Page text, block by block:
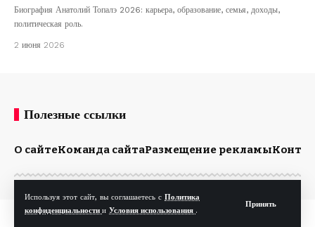
Используя этот сайт, вы соглашаетесь с Политика
конфиденциальности и Условия использования .
Принять
Биография Анатолий Топалэ 2026: карьера, образование, семья, доходы,
политическая роль.
2 июня 2026
Полезные ссылки
О сайтеКоманда сайтаРазмещение рекламы
© Kp.md. Все права защищены.